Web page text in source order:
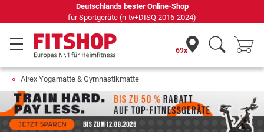
69 Fachmärkte vor Ort mit 75 eigenen Servicetechnikern
69x
Airex Yogamatte & Gymnastikmatte